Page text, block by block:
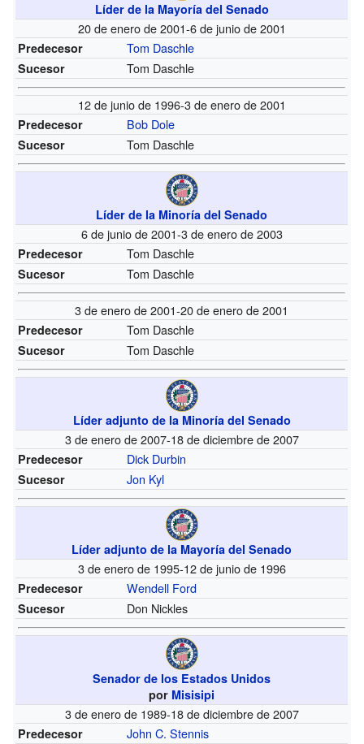
Líder de la Mayoría del Senado
20 de enero de 2001-6 de junio de 2001
Predecesor Tom Daschle
Sucesor Tom Daschle
12 de junio de 1996-3 de enero de 2001
Predecesor Bob Dole
Sucesor Tom Daschle
Líder de la Minoría del Senado
6 de junio de 2001-3 de enero de 2003
Predecesor Tom Daschle
Sucesor Tom Daschle
3 de enero de 2001-20 de enero de 2001
Predecesor Tom Daschle
Sucesor Tom Daschle
Líder adjunto de la Minoría del Senado
3 de enero de 2007-18 de diciembre de 2007
Predecesor Dick Durbin
Sucesor Jon Kyl
Líder adjunto de la Mayoría del Senado
3 de enero de 1995-12 de junio de 1996
Predecesor Wendell Ford
Sucesor Don Nickles
Senador de los Estados Unidos
por Misisipi
3 de enero de 1989-18 de diciembre de 2007
Predecesor John C. Stennis